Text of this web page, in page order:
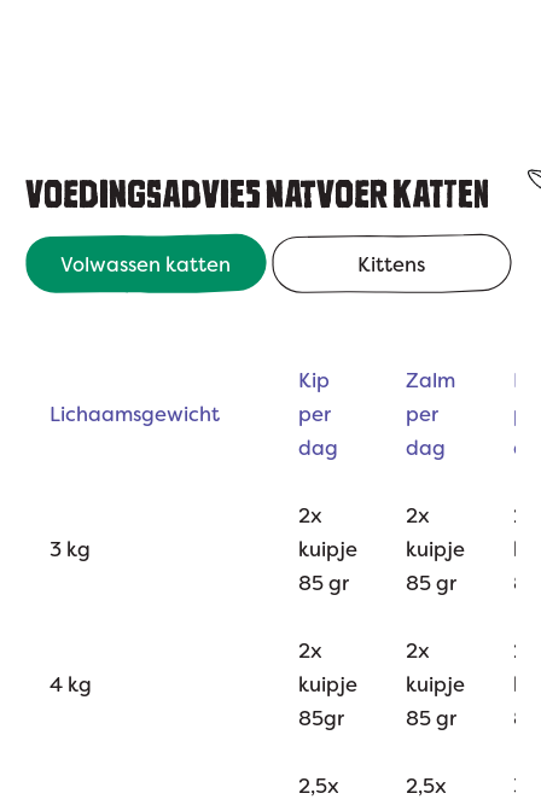
VOEDINGSADVIES NATVOER KATTEN
Volwassen katten Kittens
Lichaamsgewicht
Kip
per
dag
Zalm
per
dag
3 kg
2x
kuipje
85 gr
2x
kuipje
85 gr
4 kg
2x
kuipje
85gr
2x
kuipje
85 gr
2,5x
2,5x
3x